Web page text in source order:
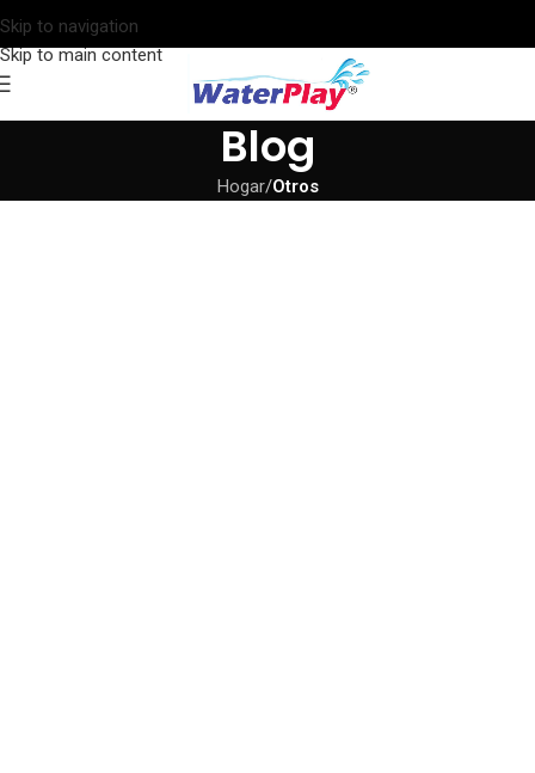
Skip to navigation
Skip to main content
Blog
Hogar/Otros